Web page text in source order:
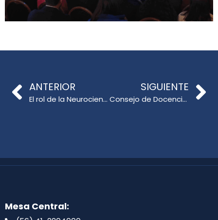
ANTERIOR
El rol de la Neurociencia en la educación: una genuina contribución desde la mirada docente
SIGUIENTE
Consejo de Docencia UdeC se realizó por primera vez en el Campus Chillán
Mesa Central: